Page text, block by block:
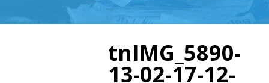
tnIMG_5890-
13-02-17-12-